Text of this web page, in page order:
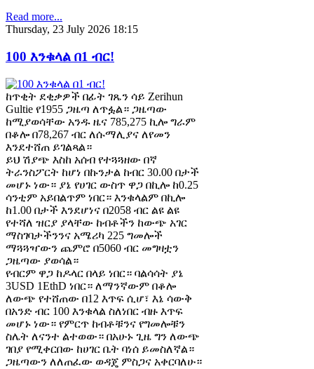
Read more...
Thursday, 23 July 2026 18:15
100 እንቁላል በ1 ብር!
ከጥቂት ደቂቃዎች በፊት ገጼን ሳይ Zerihun
Gultie የ1955 ጋዜጣ ለጥፏል። ጋዜጣው
ከሚያወሳቸው አንዱ ዜና 785,275 ኪሎ ግራም
በቆሎ በ78,267 ብር ለሱማሊያና ለየመን
እንደተሸጠ ይገልጻል።
ይህ ሽያጭ እስከ አሰብ የተጓጓዘው በኛ
ትራንስፖርት ከሆነ በኩንታል ከብር 30.00 በታች
መሆኑ ነው። ያኔ የሀገር ውስጥ ዋጋ በኪሎ ከ0.25
ሳንቲም አይበልጥም ነበር። እንቁላልም በኪሎ
ከ1.00 በታች እንደሆነና በ2058 ብር ልዩ ልዩ
የተሻለ ዝርያ ያላቸው ከብቶችን ከውጭ አገር
ማስገባታችንንና አሜሪካ 225 ግመሎች
ማጓጓዣውን ጨምሮ በ5060 ብር መግዛቷን
ጋዜጣው ያወሳል።
የብርም ዋጋ ከዶላር በላይ ነበር። ባልሳሳት ያኔ
3USD 1EthD ነበር። ለማንኛውም በቆሎ
ለውጭ የተሸጠው በ12 እጥፍ ሲሆ፣ እኔ ሳውቅ
በአንድ ብር 100 እንቁላል ስለነበር ብዙ እጥፍ
መሆኑ ነው። የምርጥ ከብቶቹንና የግመሎቹን
ስሌት ለናንተ ልተወው። በአሁኑ ጊዜ ግን ለውጭ
ገበያ የሚቀርበው ከሀገር ቤት ባነሰ ይመስለኛል።
ጋዜጣውን ለለጠፈው ወዳጄ ምስጋና አቀርባለሁ።